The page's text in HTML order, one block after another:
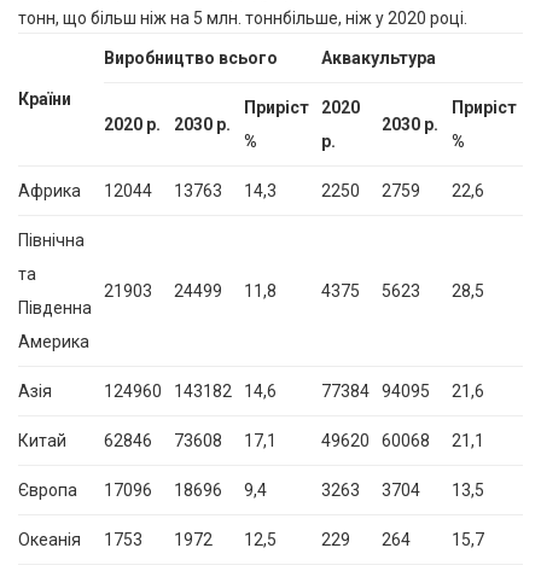
тонн, що більш ніж на 5 млн. тоннбільше, ніж у 2020 році.
Країни
Виробництво всього Аквакультура
2020 р. 2030 р.
Приріст
%
2020
р.
2030 р.
Приріст
%
Африка 12044 13763 14,3 2250 2759 22,6
Північна
та
Південна
Америка
21903 24499 11,8 4375 5623 28,5
Азія 124960 143182 14,6 77384 94095 21,6
Китай 62846 73608 17,1 49620 60068 21,1
Європа 17096 18696 9,4 3263 3704 13,5
Океанія 1753 1972 12,5 229 264 15,7